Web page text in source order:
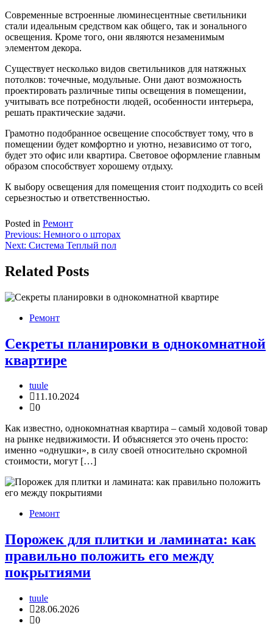
Современные встроенные люминесцентные светильники
стали идеальным средством как общего, так и зонального
освещения. Кроме того, они являются незаменимым
элементом декора.
Существует несколько видов светильников для натяжных
потолков: точечные, модульные. Они дают возможность
проектировать различные типы освещения в помещении,
учитывать все потребности людей, особенности интерьера,
решать практические задачи.
Грамотно подобранное освещение способствует тому, что в
помещении будет комфортно и уютно, независимо от того,
будет это офис или квартира. Световое оформление главным
образом способствует хорошему отдыху.
К выбору освещения для помещения стоит подходить со всей
серьезностью и ответственностью.
Posted in Ремонт
Навигация
по
записям
Previous: Немного о шторах
Next: Система Теплый пол
Related Posts
Ремонт
Секреты планировки в однокомнатной
квартире
tuule
11.10.2024
0
Как известно, однокомнатная квартира – самый ходовой товар
на рынке недвижимости. И объясняется это очень просто:
именно «однушки», в силу своей относительно скромной
стоимости, могут […]
Ремонт
Порожек для плитки и ламината: как
правильно положить его между
покрытиями
tuule
28.06.2026
0